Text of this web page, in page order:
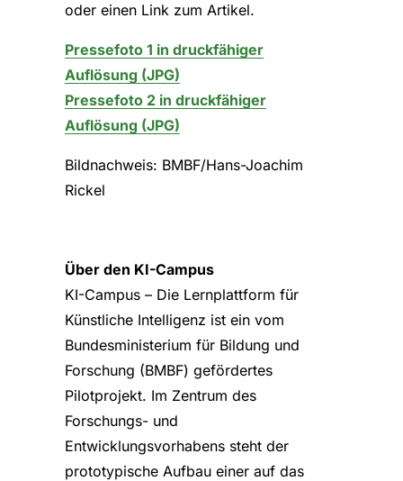
oder einen Link zum Artikel.
Pressefoto 1 in druckfähiger
Auflösung (JPG)
Pressefoto 2 in druckfähiger
Auflösung (JPG)
Bildnachweis: BMBF/Hans-Joachim
Rickel
Über den KI-Campus
KI-Campus – Die Lernplattform für
Künstliche Intelligenz ist ein vom
Bundesministerium für Bildung und
Forschung (BMBF) gefördertes
Pilotprojekt. Im Zentrum des
Forschungs- und
Entwicklungsvorhabens steht der
prototypische Aufbau einer auf das